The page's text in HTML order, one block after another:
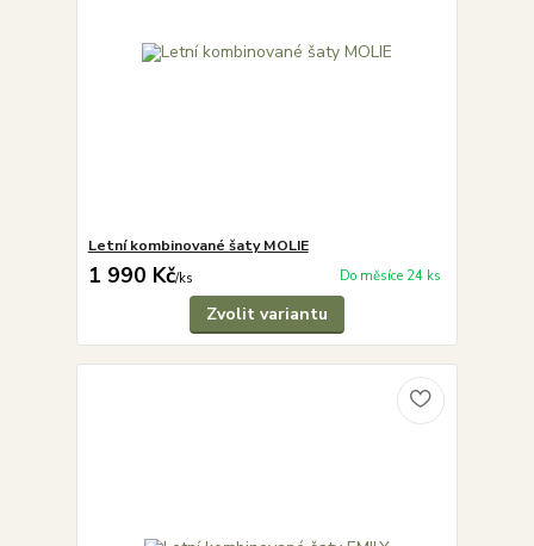
Letní kombinované šaty MOLIE
1 990 Kč/ks Do měsíce 24 ks
Zvolit variantu